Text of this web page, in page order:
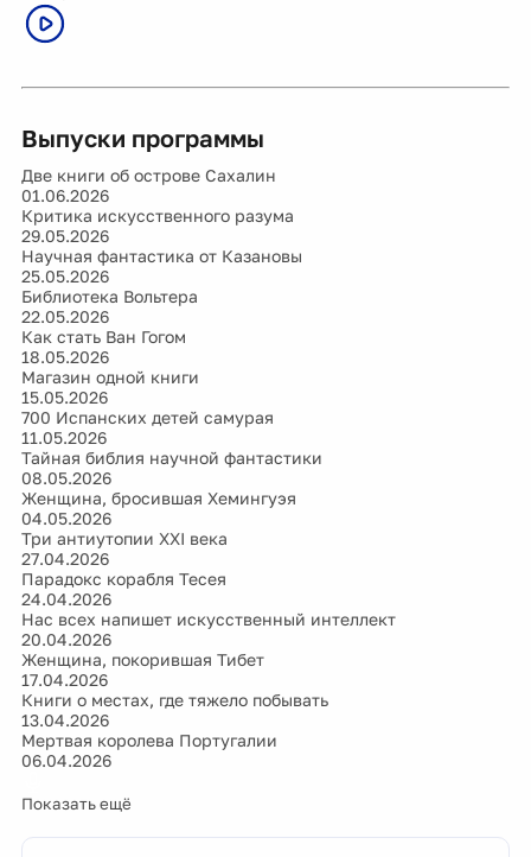
Выпуски программы
Две книги об острове Сахалин
01.06.2026
Критика искусственного разума
29.05.2026
Научная фантастика от Казановы
25.05.2026
Библиотека Вольтера
22.05.2026
Как стать Ван Гогом
18.05.2026
Магазин одной книги
15.05.2026
700 Испанских детей самурая
11.05.2026
Тайная библия научной фантастики
08.05.2026
Женщина, бросившая Хемингуэя
04.05.2026
Три антиутопии XXI века
27.04.2026
Парадокс корабля Тесея
24.04.2026
Нас всех напишет искусственный интеллект
20.04.2026
Женщина, покорившая Тибет
17.04.2026
Книги о местах, где тяжело побывать
13.04.2026
Мертвая королева Португалии
06.04.2026
Показать ещё